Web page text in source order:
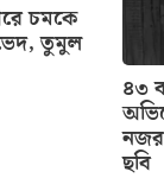
চমকে
তুমুল
৪৩
ছবি